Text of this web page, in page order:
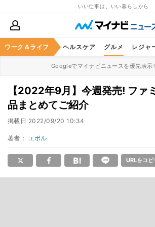
いい仕事は、いい暮らしから
ワーク＆ライフ
マネー 暮らし ヘルスケア グルメ レジャ
Googleでマイナビニュースを優先表示
【2022年9月】今週発売! ファ
品まとめてご紹介
掲載日 2022/09/20 10:34
著者： エボル
URLをコピ